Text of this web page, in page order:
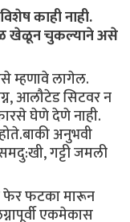
काही नाही.
खेळून चुकल्याने असे
म्हणावे लागेल.
आलौटेड सिटवर न
घेणे देणे नाही.
अनुभवी
गट्टी जमली
फेर फटका मारून
एकमेकास